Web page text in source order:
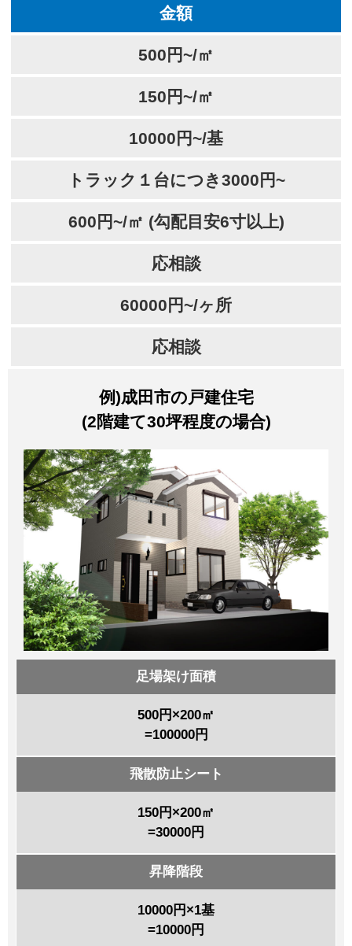
金額
500円~/㎡
150円~/㎡
10000円~/基
トラック１台につき3000円~
600円~/㎡ (勾配目安6寸以上)
応相談
60000円~/ヶ所
応相談
例)成田市の戸建住宅
(2階建て30坪程度の場合)
足場架け面積
500円×200㎡
=100000円
飛散防止シート
150円×200㎡
=30000円
昇降階段
10000円×1基
=10000円